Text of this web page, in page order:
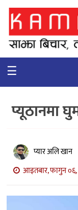
गृहपृष्ठ
समाचार
कुराकानी
अर्थ
र
बाणिज्य
☰
प्यूठानमा
प्यार अलि खान
आइतबार, फागुन ०६,